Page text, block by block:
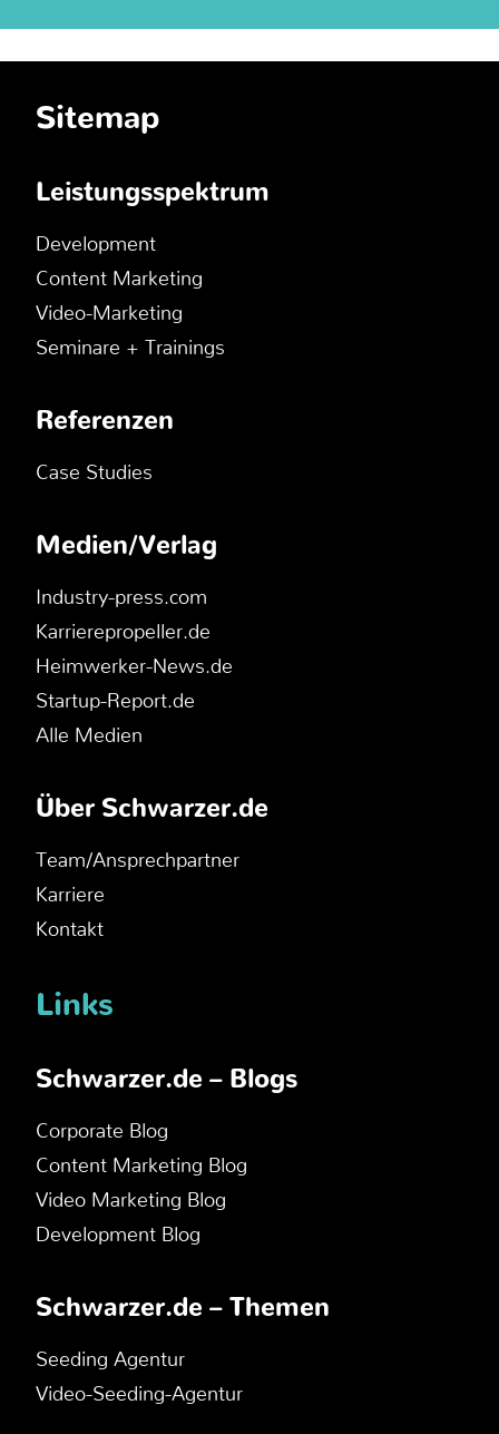
Sitemap
Leistungsspektrum
Development
Content Marketing
Video-Marketing
Seminare + Trainings
Referenzen
Case Studies
Medien/Verlag
Industry-press.com
Karrierepropeller.de
Heimwerker-News.de
Startup-Report.de
Alle Medien
Über Schwarzer.de
Team/Ansprechpartner
Karriere
Kontakt
Links
Schwarzer.de – Blogs
Corporate Blog
Content Marketing Blog
Video Marketing Blog
Development Blog
Schwarzer.de – Themen
Seeding Agentur
Video-Seeding-Agentur